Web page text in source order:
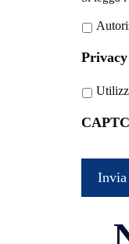
sulla
privacy
Privacy